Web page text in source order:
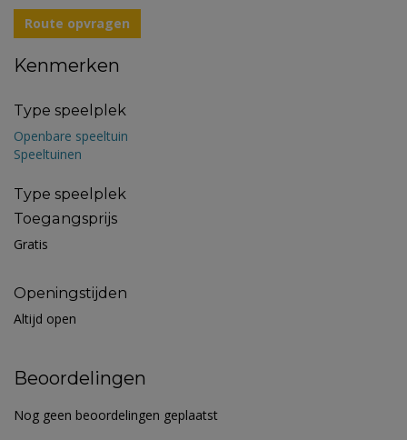
Route opvragen
Kenmerken
Type speelplek
Openbare speeltuin
Speeltuinen
Type speelplek
Toegangsprijs
Gratis
Openingstijden
Altijd open
Beoordelingen
Nog geen beoordelingen geplaatst